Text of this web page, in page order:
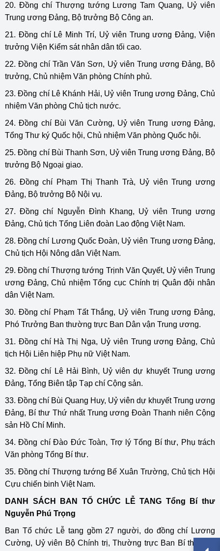
20. Đồng chí Thượng tướng Lương Tam Quang, Uỷ viên
Trung ương Đảng, Bộ trưởng Bộ Công an.
21. Đồng chí Lê Minh Trí, Uỷ viên Trung ương Đảng, Viện
trưởng Viện Kiểm sát nhân dân tối cao.
22. Đồng chí Trần Văn Sơn, Uỷ viên Trung ương Đảng, Bộ
trưởng, Chủ nhiệm Văn phòng Chính phủ.
23. Đồng chí Lê Khánh Hải, Uỷ viên Trung ương Đảng, Chủ
nhiệm Văn phòng Chủ tịch nước.
24. Đồng chí Bùi Văn Cường, Uỷ viên Trung ương Đảng,
Tổng Thư ký Quốc hội, Chủ nhiệm Văn phòng Quốc hội.
25. Đồng chí Bùi Thanh Sơn, Uỷ viên Trung ương Đảng, Bộ
trưởng Bộ Ngoại giao.
26. Đồng chí Phạm Thị Thanh Trà, Uỷ viên Trung ương
Đảng, Bộ trưởng Bộ Nội vụ.
27. Đồng chí Nguyễn Đình Khang, Uỷ viên Trung ương
Đảng, Chủ tịch Tổng Liên đoàn Lao động Việt Nam.
28. Đồng chí Lương Quốc Đoàn, Uỷ viên Trung ương Đảng,
Chủ tịch Hội Nông dân Việt Nam.
29. Đồng chí Thượng tướng Trịnh Văn Quyết, Uỷ viên Trung
ương Đảng, Chủ nhiệm Tổng cục Chính trị Quân đội nhân
dân Việt Nam.
30. Đồng chí Phạm Tất Thắng, Uỷ viên Trung ương Đảng,
Phó Trưởng Ban thường trực Ban Dân vận Trung ương.
31. Đồng chí Hà Thị Nga, Uỷ viên Trung ương Đảng, Chủ
tịch Hội Liên hiệp Phụ nữ Việt Nam.
32. Đồng chí Lê Hải Bình, Uỷ viên dự khuyết Trung ương
Đảng, Tổng Biên tập Tạp chí Cộng sản.
33. Đồng chí Bùi Quang Huy, Uỷ viên dự khuyết Trung ương
Đảng, Bí thư Thứ nhất Trung ương Đoàn Thanh niên Cộng
sản Hồ Chí Minh.
34. Đồng chí Đào Đức Toàn, Trợ lý Tổng Bí thư, Phụ trách
Văn phòng Tổng Bí thư.
35. Đồng chí Thượng tướng Bế Xuân Trường, Chủ tịch Hội
Cựu chiến binh Việt Nam.
DANH SÁCH BAN TỔ CHỨC LỄ TANG Tổng Bí thư
Nguyễn Phú Trọng
Ban Tổ chức Lễ tang gồm 27 người, do đồng chí Lương
Cường, Uỷ viên Bộ Chính trị, Thường trực Ban Bí thư làm